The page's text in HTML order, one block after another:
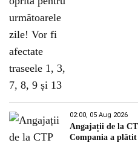
02:00, 05 Aug 2026
Angajații de la
Compania a plătit